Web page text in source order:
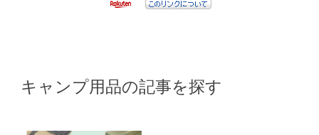
キャンプ用品の記事を探す